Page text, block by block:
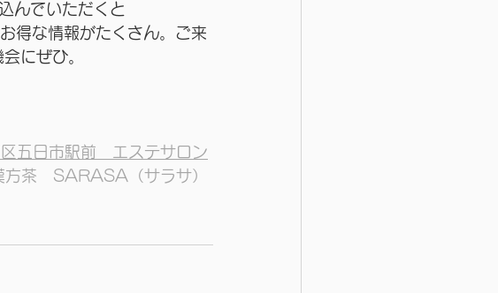
んでいただくと
得な情報がたくさん。ご来
にぜひ。
五日市駅前　エステサロン
方茶　SARASA（サラサ）